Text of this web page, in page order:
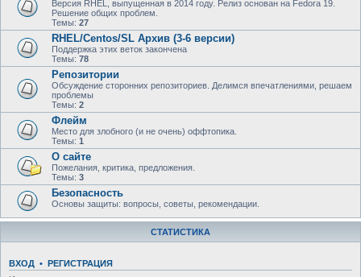
Версия RHEL, выпущенная в 2014 году. Релиз основан на Fedora 19.
Решение общих проблем.
Темы: 27
RHEL/Centos/SL Архив (3-6 версии)
Поддержка этих веток закончена
Темы: 78
Репозитории
Обсуждение сторонних репозиториев. Делимся впечатлениями, решаем
проблемы
Темы: 2
Флейм
Место для злобного (и не очень) оффтопика.
Темы: 1
О сайте
Пожелания, критика, предложения.
Темы: 3
Безопасность
Основы защиты: вопросы, советы, рекомендации.
СТАТИСТИКА
ВХОД • РЕГИСТРАЦИЯ